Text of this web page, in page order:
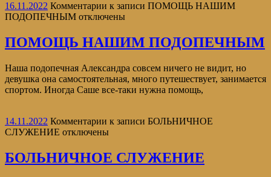
16.11.2022 Комментарии к записи ПОМОЩЬ НАШИМ
ПОДОПЕЧНЫМ отключены
ПОМОЩЬ НАШИМ ПОДОПЕЧНЫМ
Наша подопечная Александра совсем ничего не видит, но
девушка она самостоятельная, много путешествует, занимается
спортом. Иногда Саше все-таки нужна помощь,
14.11.2022 Комментарии к записи БОЛЬНИЧНОЕ
СЛУЖЕНИЕ отключены
БОЛЬНИЧНОЕ СЛУЖЕНИЕ